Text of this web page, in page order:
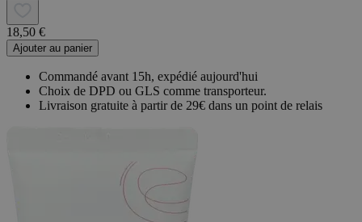
18,50 €
Ajouter au panier
Commandé avant 15h, expédié aujourd'hui
Choix de DPD ou GLS comme transporteur.
Livraison gratuite à partir de 29€ dans un point de relais